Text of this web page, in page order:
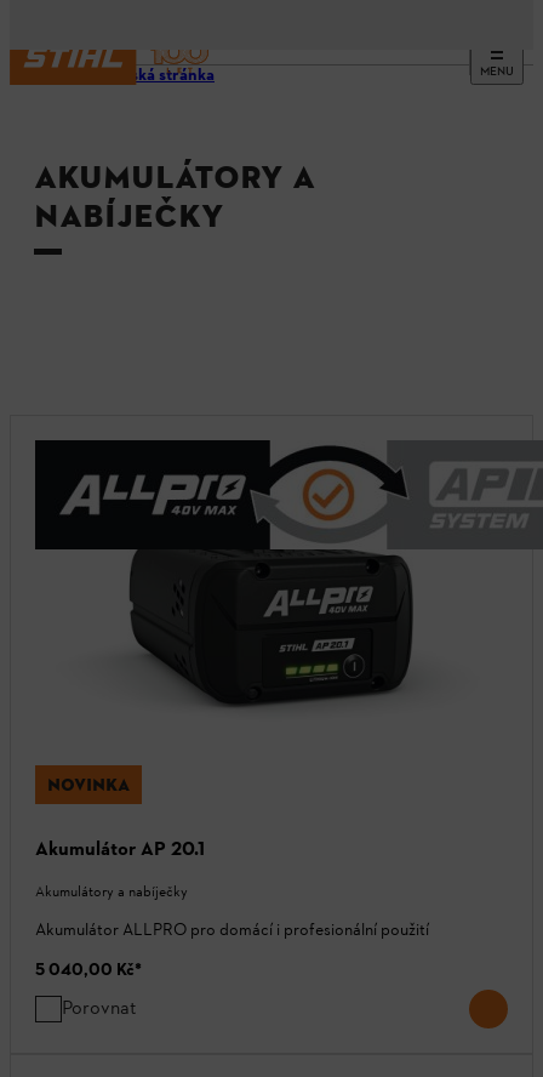
MENU
Domovská stránka
AKUMULÁTORY A
NABÍJEČKY
NOVINKA
Akumulátor AP 20.1
Akumulátory a nabíječky
Akumulátor ALLPRO pro domácí i profesionální použití
5 040,00 Kč*
Porovnat